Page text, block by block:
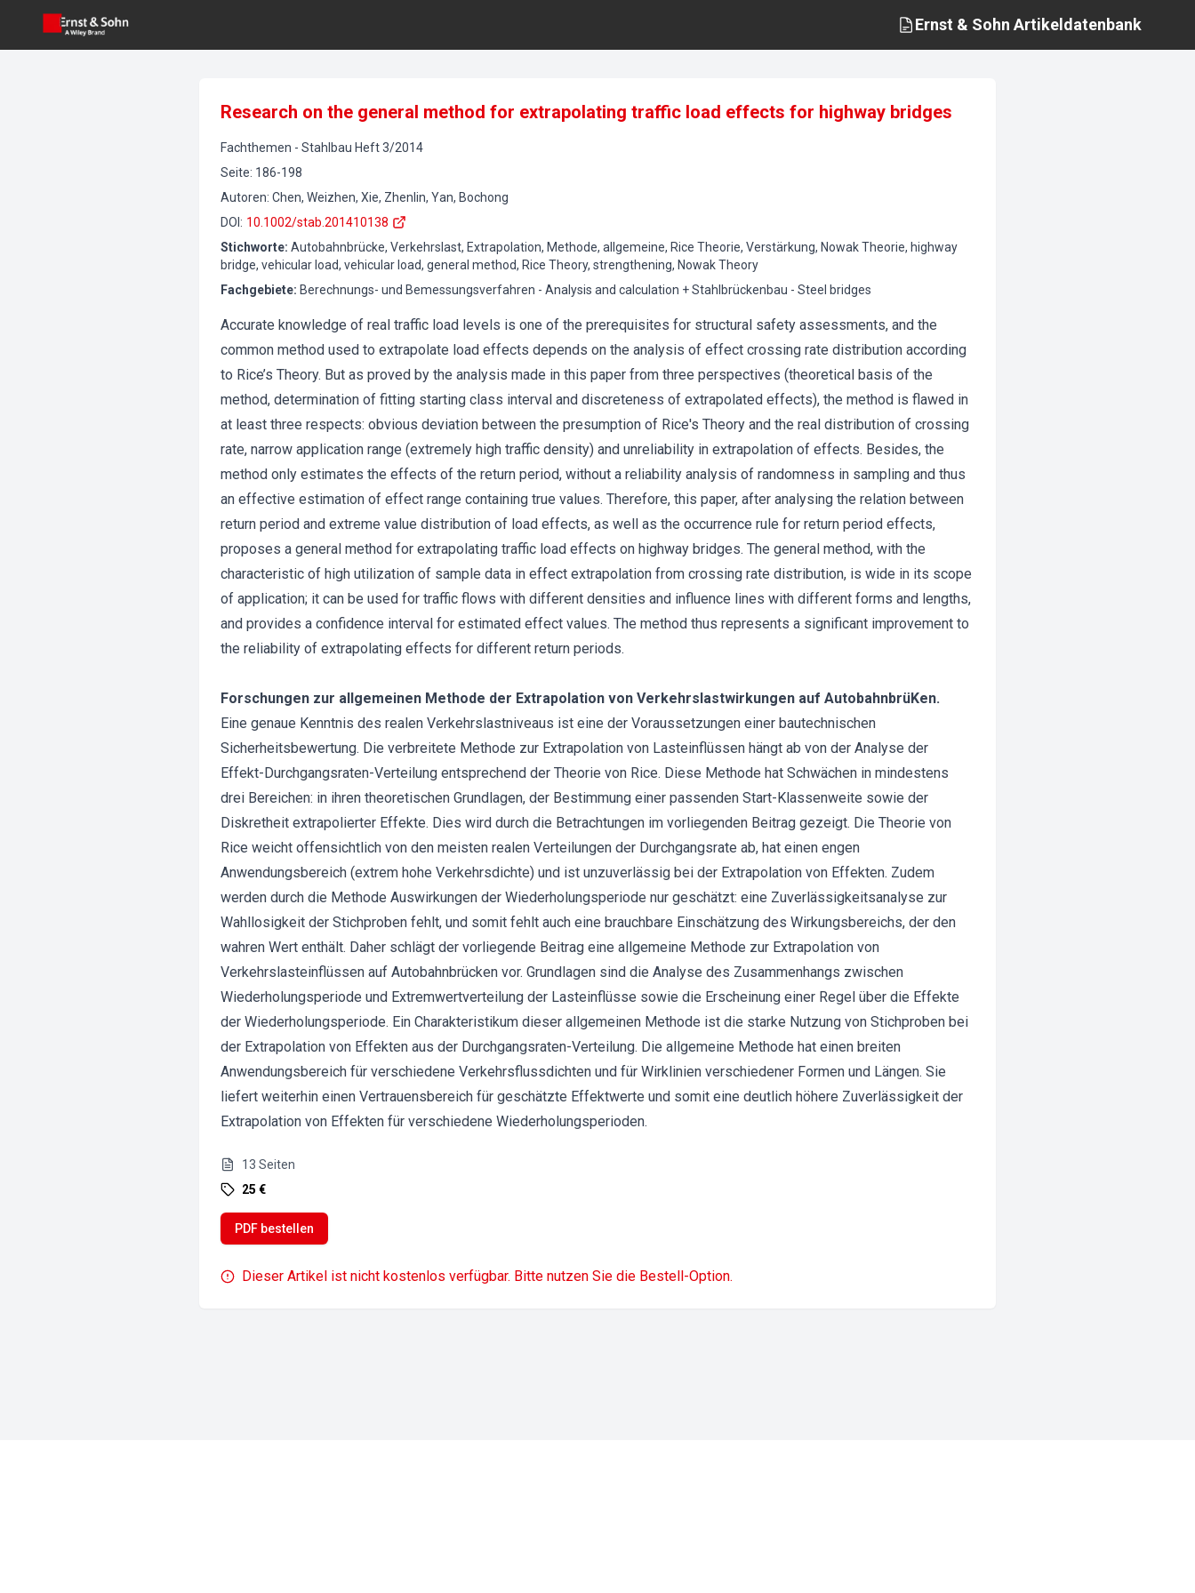
Ernst & Sohn Artikeldatenbank
Research on the general method for extrapolating traffic load effects for highway bridges
Fachthemen - Stahlbau Heft3/2014
Seite: 186-198
Autoren: Chen, Weizhen, Xie, Zhenlin, Yan, Bochong
DOI : 10.1002/stab.201410138
Stichworte: Autobahnbrücke, Verkehrslast, Extrapolation, Methode, allgemeine, Rice Theorie, Verstärkung, Nowak Theorie, highway
bridge, vehicular load, vehicular load, general method, Rice Theory, strengthening, Nowak Theory
Fachgebiete: Berechnungs- und Bemessungsverfahren - Analysis and calculation + Stahlbrückenbau - Steel bridges
Accurate knowledge of real traffic load levels is one of the prerequisites for structural safety assessments, and the
common method used to extrapolate load effects depends on the analysis of effect crossing rate distribution according
to Rice’s Theory. But as proved by the analysis made in this paper from three perspectives (theoretical basis of the
method, determination of fitting starting class interval and discreteness of extrapolated effects), the method is flawed in
at least three respects: obvious deviation between the presumption of Rice's Theory and the real distribution of crossing
rate, narrow application range (extremely high traffic density) and unreliability in extrapolation of effects. Besides, the
method only estimates the effects of the return period, without a reliability analysis of randomness in sampling and thus
an effective estimation of effect range containing true values. Therefore, this paper, after analysing the relation between
return period and extreme value distribution of load effects, as well as the occurrence rule for return period effects,
proposes a general method for extrapolating traffic load effects on highway bridges. The general method, with the
characteristic of high utilization of sample data in effect extrapolation from crossing rate distribution, is wide in its scope
of application; it can be used for traffic flows with different densities and influence lines with different forms and lengths,
and provides a confidence interval for estimated effect values. The method thus represents a significant improvement to
the reliability of extrapolating effects for different return periods.
Forschungen zur allgemeinen Methode der Extrapolation von Verkehrslastwirkungen auf AutobahnbrüKen.
Eine genaue Kenntnis des realen Verkehrslastniveaus ist eine der Voraussetzungen einer bautechnischen
Sicherheitsbewertung. Die verbreitete Methode zur Extrapolation von Lasteinflüssen hängt ab von der Analyse der
Effekt-Durchgangsraten-Verteilung entsprechend der Theorie von Rice. Diese Methode hat Schwächen in mindestens
drei Bereichen: in ihren theoretischen Grundlagen, der Bestimmung einer passenden Start-Klassenweite sowie der
Diskretheit extrapolierter Effekte. Dies wird durch die Betrachtungen im vorliegenden Beitrag gezeigt. Die Theorie von
Rice weicht offensichtlich von den meisten realen Verteilungen der Durchgangsrate ab, hat einen engen
Anwendungsbereich (extrem hohe Verkehrsdichte) und ist unzuverlässig bei der Extrapolation von Effekten. Zudem
werden durch die Methode Auswirkungen der Wiederholungsperiode nur geschätzt: eine Zuverlässigkeitsanalyse zur
Wahllosigkeit der Stichproben fehlt, und somit fehlt auch eine brauchbare Einschätzung des Wirkungsbereichs, der den
wahren Wert enthält. Daher schlägt der vorliegende Beitrag eine allgemeine Methode zur Extrapolation von
Verkehrslasteinflüssen auf Autobahnbrücken vor. Grundlagen sind die Analyse des Zusammenhangs zwischen
Wiederholungsperiode und Extremwertverteilung der Lasteinflüsse sowie die Erscheinung einer Regel über die Effekte
der Wiederholungsperiode. Ein Charakteristikum dieser allgemeinen Methode ist die starke Nutzung von Stichproben bei
der Extrapolation von Effekten aus der Durchgangsraten-Verteilung. Die allgemeine Methode hat einen breiten
Anwendungsbereich für verschiedene Verkehrsflussdichten und für Wirklinien verschiedener Formen und Längen. Sie
liefert weiterhin einen Vertrauensbereich für geschätzte Effektwerte und somit eine deutlich höhere Zuverlässigkeit der
Extrapolation von Effekten für verschiedene Wiederholungsperioden.
13 Seiten
25 €
PDF bestellen
Dieser Artikel ist nicht kostenlos verfügbar. Bitte nutzen Sie die Bestell-Option.